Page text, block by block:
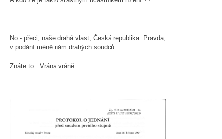
No - přeci, naše drahá vlast, Česká republika. Pravda,
v podání méně nám drahých soudců...
Znáte to : Vrána vráně....